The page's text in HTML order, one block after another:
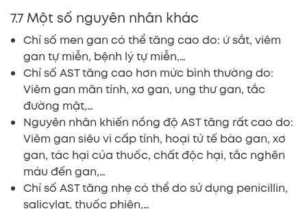
7.7 Một số nguyên nhân khác
Chỉ số men gan có thể tăng cao do: ứ sắt, viêm
gan tự miễn, bệnh lý tự miễn,…
Chỉ số AST tăng cao hơn mức bình thường do:
Viêm gan mãn tính, xơ gan, ung thư gan, tắc
đường mật,…
Nguyên nhân khiến nồng độ AST tăng rất cao do:
Viêm gan siêu vi cấp tính, hoại tử tế bào gan, xơ
gan, tác hại của thuốc, chất độc hại, tắc nghẽn
máu đến gan,…
Chỉ số AST tăng nhẹ có thể do sử dụng penicillin,
salicylat, thuốc phiện,…